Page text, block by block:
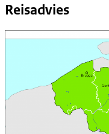
Reisadvies